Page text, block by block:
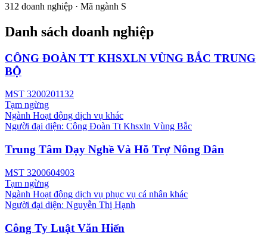
312 doanh nghiệp · Mã ngành S
Danh sách doanh nghiệp
CÔNG ĐOÀN TT KHSXLN VÙNG BẮC TRUNG
BỘ
MST 3200201132
Tạm ngừng
Ngành Hoạt động dịch vụ khác
Người đại diện: Công Đoàn Tt Khsxln Vùng Bắc
Trung Tâm Dạy Nghề Và Hỗ Trợ Nông Dân
MST 3200604903
Tạm ngừng
Ngành Hoạt động dịch vụ phục vụ cá nhân khác
Người đại diện: Nguyễn Thị Hạnh
Công Ty Luật Văn Hiến